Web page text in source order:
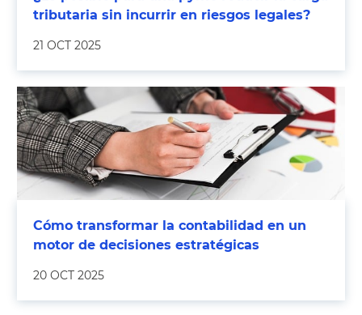
tributaria sin incurrir en riesgos legales?
21 OCT 2025
Cómo transformar la contabilidad en un
motor de decisiones estratégicas
20 OCT 2025